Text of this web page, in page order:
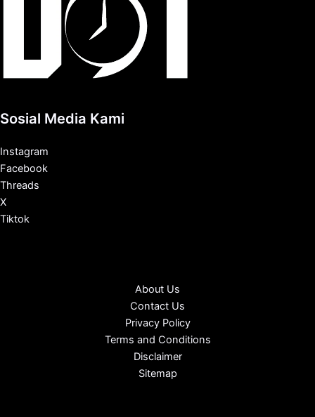
Sosial Media Kami
Instagram
Facebook
Threads
X
Tiktok
About Us
Contact Us
Privacy Policy
Terms and Conditions
Disclaimer
Sitemap